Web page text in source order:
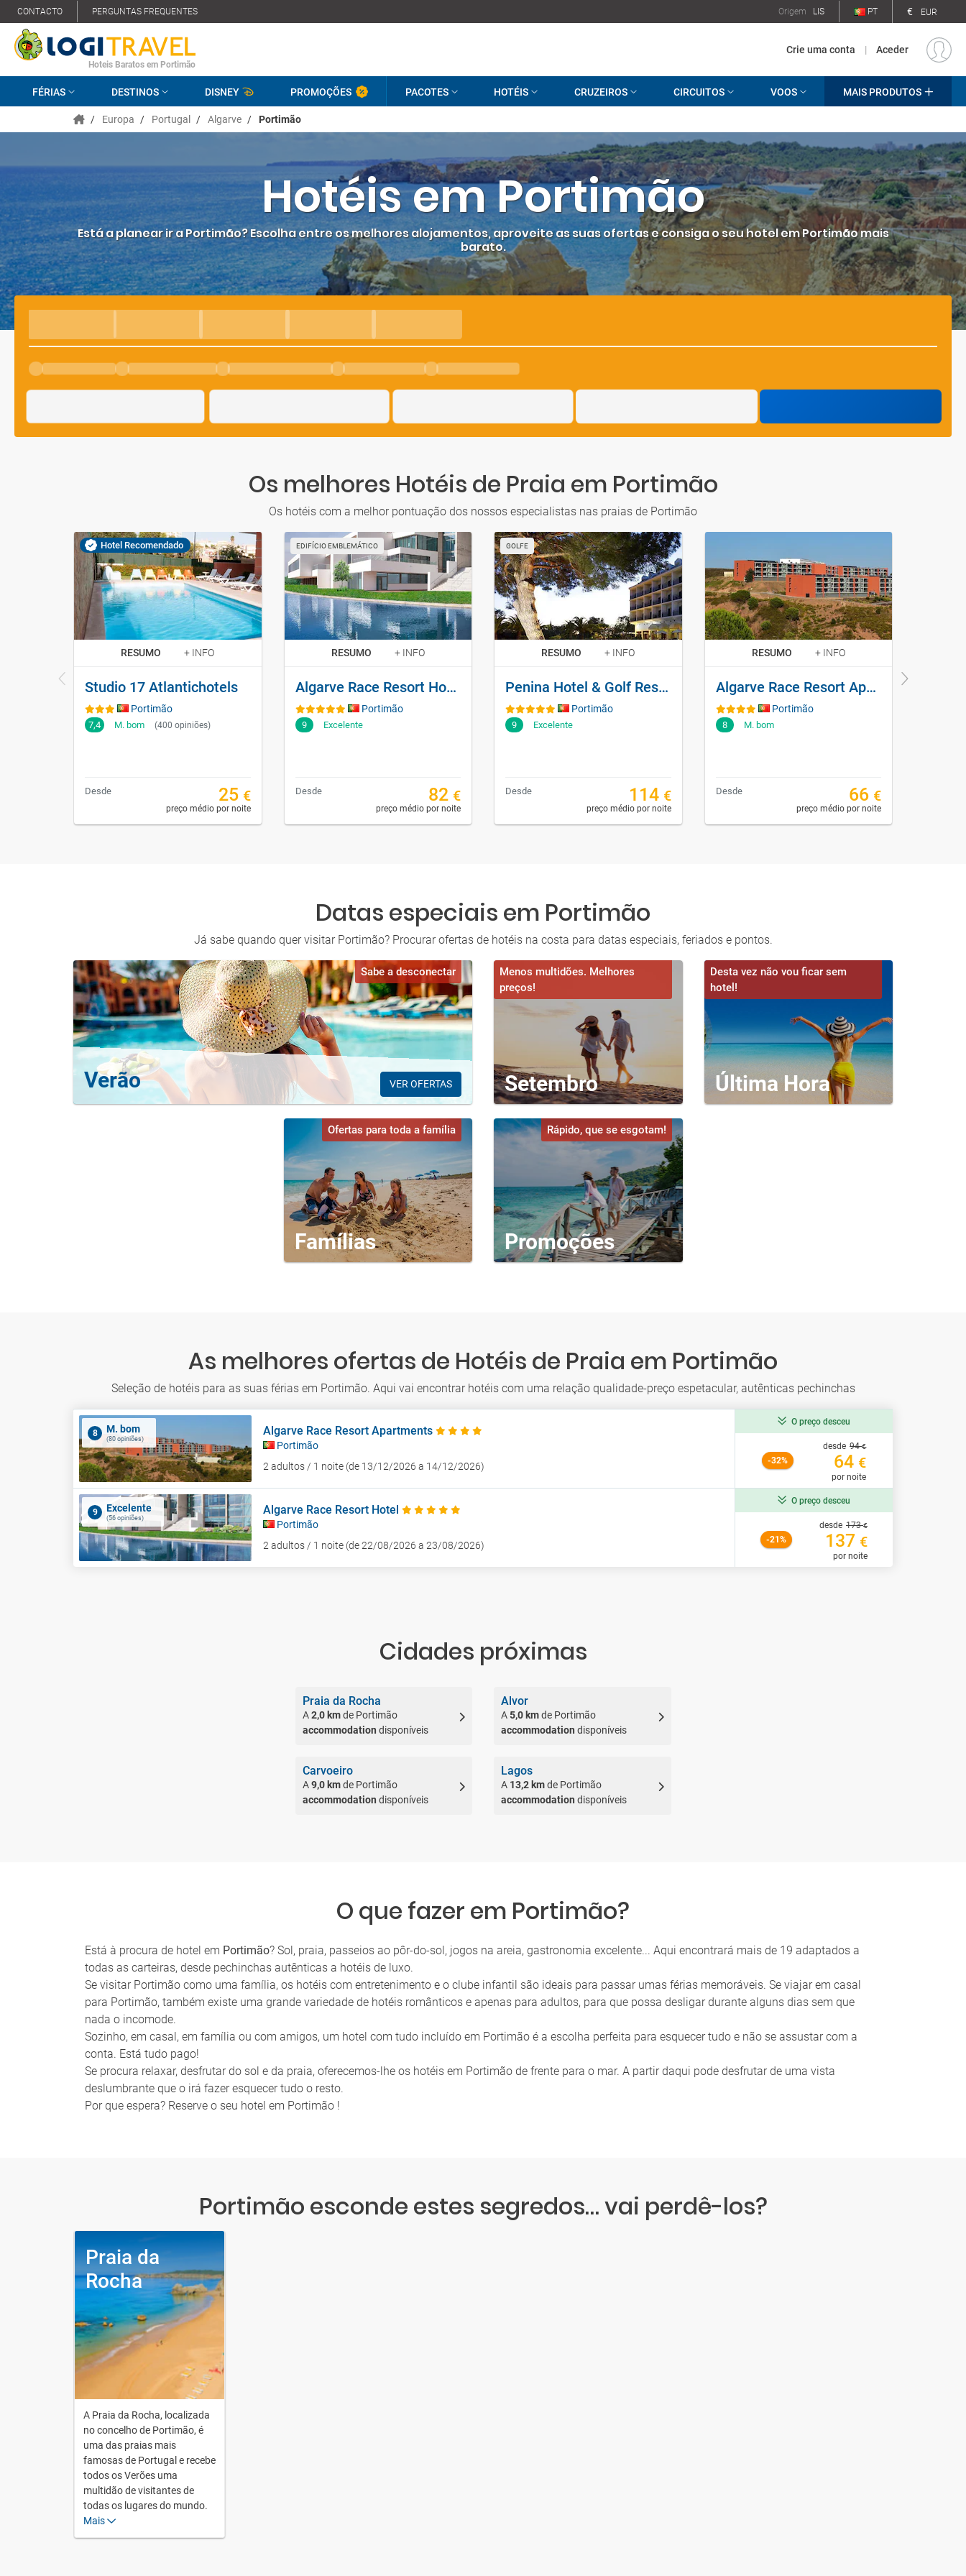
CONTACTO PERGUNTAS FREQUENTES Origem LIS PT € EUR
Hoteis Baratos em Portimão
Crie uma conta | Aceder
FÉRIAS DESTINOS DISNEY PROMOÇÕES PACOTES HOTÉIS CRUZEIROS CIRCUITOS VOOS MAIS PRODUTOS
/ Europa / Portugal / Algarve / Portimão
Hotéis em Portimão
Está a planear ir a Portimão? Escolha entre os melhores alojamentos, aproveite as suas ofertas e consiga o seu hotel em Portimão mais
barato.
Os melhores Hotéis de Praia em Portimão
Os hotéis com a melhor pontuação dos nossos especialistas nas praias de Portimão
Hotel Recomendado
RESUMO + INFO
Studio 17 Atlantichotels
Portimão
7,4 M. bom (400 opiniões)
Desde 25 €
preço médio por noite
EDIFÍCIO EMBLEMÁTICO
RESUMO + INFO
Algarve Race Resort Hotel
Portimão
9 Excelente
Desde 82 €
preço médio por noite
GOLFE
RESUMO + INFO
Penina Hotel & Golf Resort
Portimão
9 Excelente
Desde 114 €
preço médio por noite
RESUMO + INFO
Algarve Race Resort Apartments
Portimão
8 M. bom
Desde 66 €
preço médio por noite
Datas especiais em Portimão
Já sabe quando quer visitar Portimão? Procurar ofertas de hotéis na costa para datas especiais, feriados e pontos.
VER OFERTAS
Verão
Sabe a desconectar
Setembro
Menos multidões. Melhores
preços!
Última Hora
Desta vez não vou ficar sem
hotel!
Famílias
Ofertas para toda a família
Promoções
Rápido, que se esgotam!
As melhores ofertas de Hotéis de Praia em Portimão
Seleção de hotéis para as suas férias em Portimão. Aqui vai encontrar hotéis com uma relação qualidade-preço espetacular, autênticas pechinchas
8 M. bom
(80 opiniões)
Algarve Race Resort Apartments
Portimão
2 adultos / 1 noite (de 13/12/2026 a 14/12/2026)
O preço desceu
-32%
desde 94€
64 €
por noite
9 Excelente
(56 opiniões)
Algarve Race Resort Hotel
Portimão
2 adultos / 1 noite (de 22/08/2026 a 23/08/2026)
O preço desceu
-21%
desde 173€
137 €
por noite
Cidades próximas
Praia da Rocha
A2,0 kmde Portimão
accommodation disponíveis
Alvor
A5,0 kmde Portimão
accommodation disponíveis
Carvoeiro
A9,0 kmde Portimão
accommodation disponíveis
Lagos
A 13,2 kmde Portimão
accommodation disponíveis
O que fazer em Portimão?
Está à procura de hotel em Portimão? Sol, praia, passeios ao pôr-do-sol, jogos na areia, gastronomia excelente... Aqui encontrará mais de 19 adaptados a
todas as carteiras, desde pechinchas autênticas a hotéis de luxo.
Se visitar Portimão como uma família, os hotéis com entretenimento e o clube infantil são ideais para passar umas férias memoráveis. Se viajar em casal
para Portimão, também existe uma grande variedade de hotéis românticos e apenas para adultos, para que possa desligar durante alguns dias sem que
nada o incomode.
Sozinho, em casal, em família ou com amigos, um hotel com tudo incluído em Portimão é a escolha perfeita para esquecer tudo e não se assustar com a
conta. Está tudo pago!
Se procura relaxar, desfrutar do sol e da praia, oferecemos-lhe os hotéis em Portimão de frente para o mar. A partir daqui pode desfrutar de uma vista
deslumbrante que o irá fazer esquecer tudo o resto.
Por que espera? Reserve o seu hotel em Portimão !
Portimão esconde estes segredos… vai perdê-los?
Praia da
Rocha
A Praia da Rocha, localizada
no concelho de Portimão, é
uma das praias mais
famosas de Portugal e recebe
todos os Verões uma
multidão de visitantes de
todas os lugares do mundo.
Mais